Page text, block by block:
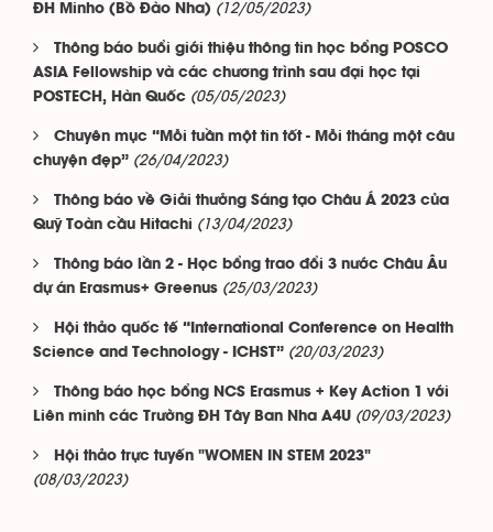
ĐH Minho (Bồ Đào Nha) (12/05/2023)
Thông báo buổi giới thiệu thông tin học bổng POSCO
ASIA Fellowship và các chương trình sau đại học tại
POSTECH, Hàn Quốc (05/05/2023)
Chuyên mục “Mỗi tuần một tin tốt - Mỗi tháng một câu
chuyện đẹp” (26/04/2023)
Thông báo về Giải thưởng Sáng tạo Châu Á 2023 của
Quỹ Toàn cầu Hitachi (13/04/2023)
Thông báo lần 2 - Học bổng trao đổi 3 nước Châu Âu
dự án Erasmus+ Greenus (25/03/2023)
Hội thảo quốc tế “International Conference on Health
Science and Technology - ICHST” (20/03/2023)
Thông báo học bổng NCS Erasmus + Key Action 1 với
Liên minh các Trường ĐH Tây Ban Nha A4U (09/03/2023)
Hội thảo trực tuyến "WOMEN IN STEM 2023"
(08/03/2023)